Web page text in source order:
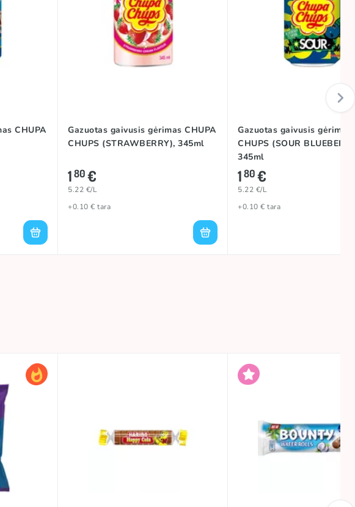
CHUPA
Gazuotas gaivusis gėrimas CHUPA
CHUPS (STRAWBERRY), 345ml
180€
5.22 €/L
+0.10 € tara
Gazuotas gaivusis gėrimas
CHUPS (SOUR
345ml
180€
5.22 €/L
+0.10 € tara